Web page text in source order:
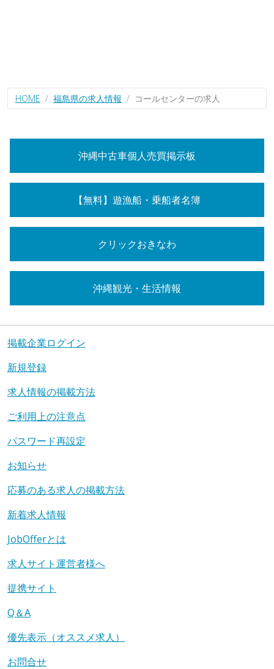
HOME 福島県の求人情報 コールセンターの求人
沖縄中古車個人売買掲示板
【無料】遊漁船・乗船者名簿
クリックおきなわ
沖縄観光・生活情報
掲載企業ログイン
新規登録
求人情報の掲載方法
ご利用上の注意点
パスワード再設定
お知らせ
応募のある求人の掲載方法
新着求人情報
JobOfferとは
求人サイト運営者様へ
提携サイト
Q＆A
優先表示（オススメ求人）
お問合せ